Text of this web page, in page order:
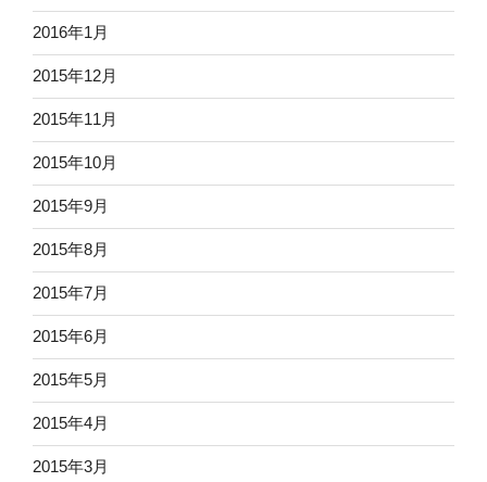
2016年1月
2015年12月
2015年11月
2015年10月
2015年9月
2015年8月
2015年7月
2015年6月
2015年5月
2015年4月
2015年3月